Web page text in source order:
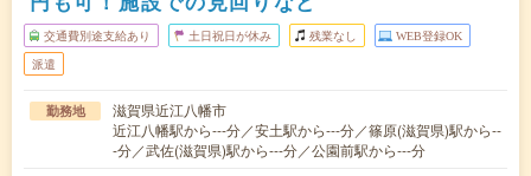
交通費別途支給あり 土日祝日が休み 残業なし WEB登録OK
派遣
勤務地
滋賀県近江八幡市
近江八幡駅から---分／安土駅から---分／篠原(滋賀県)駅から--
-分／武佐(滋賀県)駅から---分／公園前駅から---分